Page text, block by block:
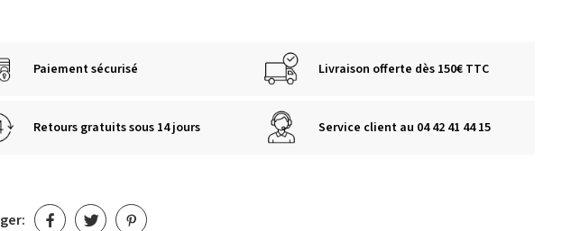
Paiement sécurisé Livraison offerte dès 150€ TTC
Retours gratuits sous 14 jours Service client au 04 42 41 44 15